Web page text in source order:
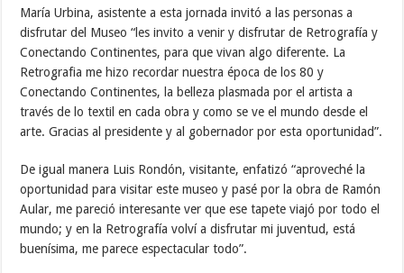
María Urbina, asistente a esta jornada invitó a las personas a
disfrutar del Museo “les invito a venir y disfrutar de Retrografía y
Conectando Continentes, para que vivan algo diferente. La
Retrografia me hizo recordar nuestra época de los 80 y
Conectando Continentes, la belleza plasmada por el artista a
través de lo textil en cada obra y como se ve el mundo desde el
arte. Gracias al presidente y al gobernador por esta oportunidad”.
De igual manera Luis Rondón, visitante, enfatizó “aproveché la
oportunidad para visitar este museo y pasé por la obra de Ramón
Aular, me pareció interesante ver que ese tapete viajó por todo el
mundo; y en la Retrografía volví a disfrutar mi juventud, está
buenísima, me parece espectacular todo”.